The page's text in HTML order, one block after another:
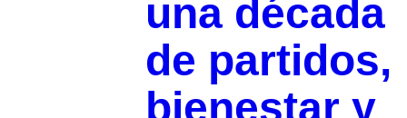
una década
de partidos,
bienestar y